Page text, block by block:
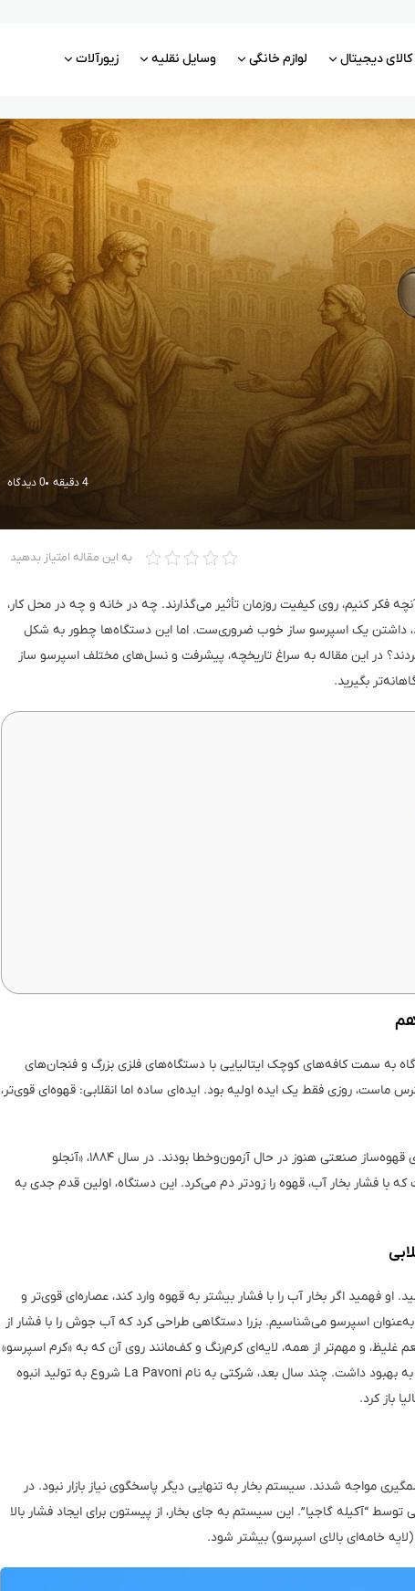
کالای دیجیتال لوازم خانگی وسایل نقلیه زیورآلات
4 دقیقه 0 دیدگاه
به این مقاله امتیاز بدهید
فکر کنیم، روی کیفیت روزمان تأثیر می‌گذارند. چه در خانه و چه در محل کار،
داشتن یک اسپرسو ساز خوب ضروری‌ست. اما این دستگاه‌ها چطور به شکل
در این مقاله به سراغ تاریخچه، پیشرفت و نسل‌های مختلف اسپرسو ساز
بگیرید.
به سمت کافه‌های کوچک ایتالیایی با دستگاه‌های فلزی بزرگ و فنجان‌های
ماست، روزی فقط یک ایده‌ اولیه بود. ایده‌ای ساده اما انقلابی: قهوه‌ای قوی‌تر،
داستان از اواخر قرن نوزدهم شروع شد. زمانی‌که دستگاه‌های قهوه‌ساز صنعتی هنوز در حال آزمون‌وخطا بودند. در سال ۱۸۸۴، «آنجلو
با فشار بخار آب، قهوه را زودتر دم می‌کرد. این دستگاه، اولین قدم جدی به
او فهمید اگر بخار آب را با فشار بیشتر به قهوه وارد کند، عصاره‌ای قوی‌تر و
اسپرسو می‌شناسیم. بزرا دستگاهی طراحی کرد که آب جوش را با فشار از
غلیظ، و مهم‌تر از همه، لایه‌ای کرم‌رنگ و کف‌مانند روی آن که به «کرم اسپرسو»
معروف است. اما مثل هر اختراع بزرگی، این دستگاه هم نیاز به بهبود داشت. چند سال بعد، شرکتی به نام La Pavoni شروع به تولید انبوه
باز کرد.
فنی چشمگیری مواجه شدند. سیستم بخار به تنهایی دیگر پاسخگوی نیاز بازار نبود. در
توسط “آکیله گاجیا”. این سیستم به جای بخار، از پیستون برای ایجاد فشار بالا
خامه‌ای بالای اسپرسو) بیشتر شود.